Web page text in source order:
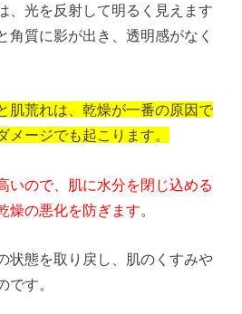
、光を反射して明るく見えます
角質に影が出き、透明感がなく
肌荒れは、乾燥が一番の原因で
メージでも起こります。
いので、肌に水分を閉じ込める
燥の悪化を防ぎます。
状態を取り戻し、肌のくすみや
です。